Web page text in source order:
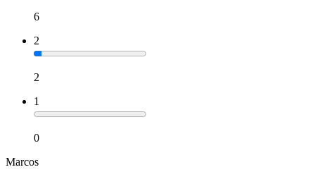
6
2
2
1
0
Marcos